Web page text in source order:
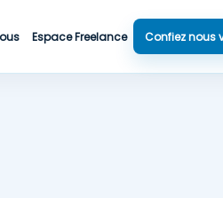
Espace Freelance Confiez nous